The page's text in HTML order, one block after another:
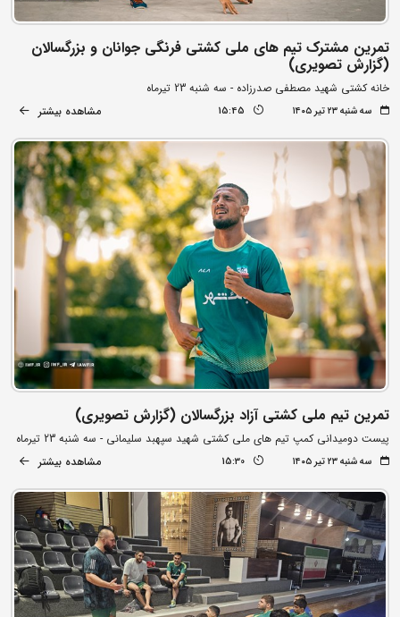
تمرین مشترک تیم های ملی کشتی فرنگی جوانان و بزرگسالان
(گزارش تصویری)
خانه کشتی شهید مصطفی صدرزاده - سه شنبه 23 تیرماه
سه شنبه ۲۳ تیر ۱۴۰۵ 15:45 مشاهده بیشتر
تمرین تیم ملی کشتی آزاد بزرگسالان (گزارش تصویری)
پیست دومیدانی کمپ تیم های ملی کشتی شهید سپهبد سلیمانی - سه شنبه 23 تیرماه
سه شنبه ۲۳ تیر ۱۴۰۵ 15:30 مشاهده بیشتر